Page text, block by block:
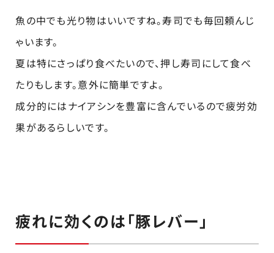
魚の中でも光り物はいいですね。寿司でも毎回頼んじ
ゃいます。
夏は特にさっぱり食べたいので、押し寿司にして食べ
たりもします。意外に簡単ですよ。
成分的にはナイアシンを豊富に含んでいるので疲労効
果があるらしいです。
疲れに効くのは「豚レバー」